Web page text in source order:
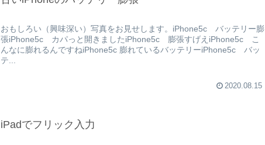
おもしろい（興味深い）写真をお見せします。iPhone5c バッテリー膨
張iPhone5c カパっと開きましたiPhone5c 膨張すげえiPhone5c こ
んなに膨れるんですねiPhone5c 膨れているバッテリーiPhone5c バッ
テ...
2020.08.15
iPadでフリック入力